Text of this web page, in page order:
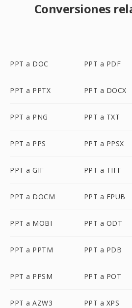
Conversiones
PPT a DOC PPT a PDF
PPT a PPTX PPT a DOCX
PPT a PNG PPT a TXT
PPT a PPS PPT a PPSX
PPT a GIF PPT a TIFF
PPT a DOCM PPT a EPUB
PPT a MOBI PPT a ODT
PPT a PPTM PPT a PDB
PPT a PPSM PPT a POT
PPT a AZW3 PPT a XPS